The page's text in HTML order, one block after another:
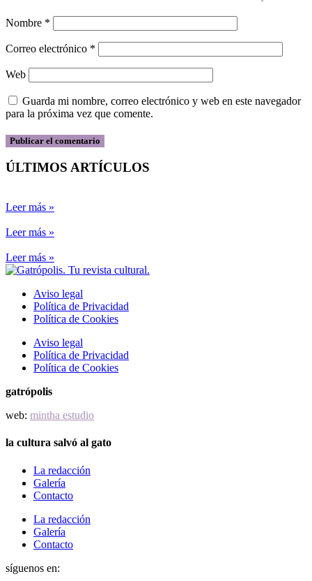
Nombre *
Correo electrónico *
Web
Guarda mi nombre, correo electrónico y web en este navegador
para la próxima vez que comente.
ÚLTIMOS ARTÍCULOS
Leer más »
Leer más »
Leer más »
Aviso legal
Política de Privacidad
Política de Cookies
Aviso legal
Política de Privacidad
Política de Cookies
gatrópolis
web: mintha estudio
la cultura salvó al gato
La redacción
Galería
Contacto
La redacción
Galería
Contacto
síguenos en: